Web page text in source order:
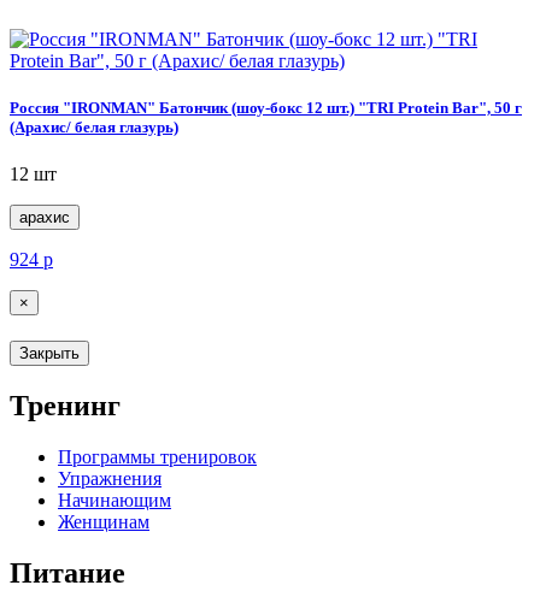
Россия "IRONMAN" Батончик (шоу-бокс 12 шт.) "TRI Protein Bar", 50 г
(Арахис/ белая глазурь)
12 шт
арахис
924 р
×
Закрыть
Тренинг
Программы тренировок
Упражнения
Начинающим
Женщинам
Питание